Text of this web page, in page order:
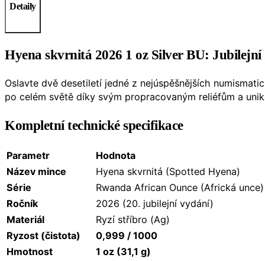
Detaily
Hyena skvrnitá 2026 1 oz Silver BU: Jubilejní
Oslavte dvě desetiletí jedné z nejúspěšnějších
po celém světě díky svým propracovaným reliéfům a
Kompletní technické specifikace
Parametr
Hodnota
Název mince
Hyena skvrnitá (Spotted Hyena)
Série
Rwanda African Ounce (Africká unce)
Ročník
2026 (20. jubilejní vydání)
Materiál
Ryzí stříbro (Ag)
Ryzost (čistota)
0,999 / 1000
Hmotnost
1 oz (31,1 g)